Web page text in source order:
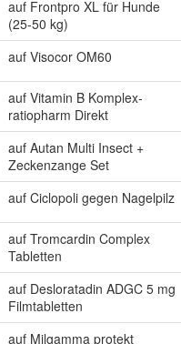
auf Frontpro XL für Hunde
(25-50 kg)
auf Visocor OM60
auf Vitamin B Komplex-
ratiopharm Direkt
auf Autan Multi Insect +
Zeckenzange Set
auf Ciclopoli gegen Nagelpilz
auf Tromcardin Complex
Tabletten
auf Desloratadin ADGC 5 mg
Filmtabletten
auf Milgamma protekt